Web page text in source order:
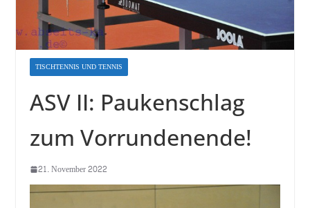
TISCHTENNIS UND TENNIS
ASV II: Paukenschlag
zum Vorrundenende!
21. November 2022